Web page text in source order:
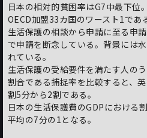
日本の相対的貧困率はG7中最下位
OECD加盟33カ国のワースト1であ
生活保護の相談から申請に至る申
で申請を断念している。背景には
れている。
生活保護の受給要件を満たす人の
割合である捕捉率を比較すると、
割5分から2割である。
日本の生活保護費のGDPにおける
平均の7分の1となる。